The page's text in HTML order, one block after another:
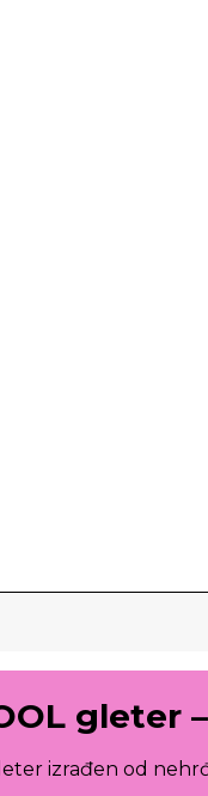
gleter
izrađen od